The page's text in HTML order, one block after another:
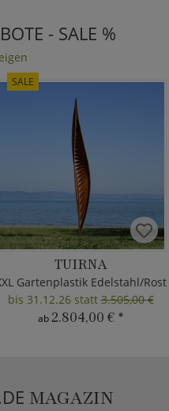
- SALE %
SALE
TUIRNA
Gartenplastik Edelstahl/Rost
bis 31.12.26 statt3.505,00 €
ab2.804,00 € *
MAGAZIN